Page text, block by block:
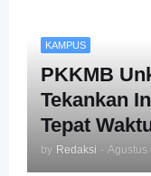
KAMPUS
PKKMB
Tekankan
Tepat
by Redaksi - Agustus